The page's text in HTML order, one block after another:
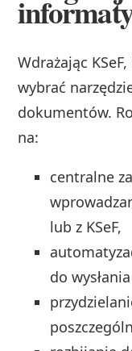
Wdrażając
wybrać
dokumentów.
na:
centralne
lub z KSeF,
do